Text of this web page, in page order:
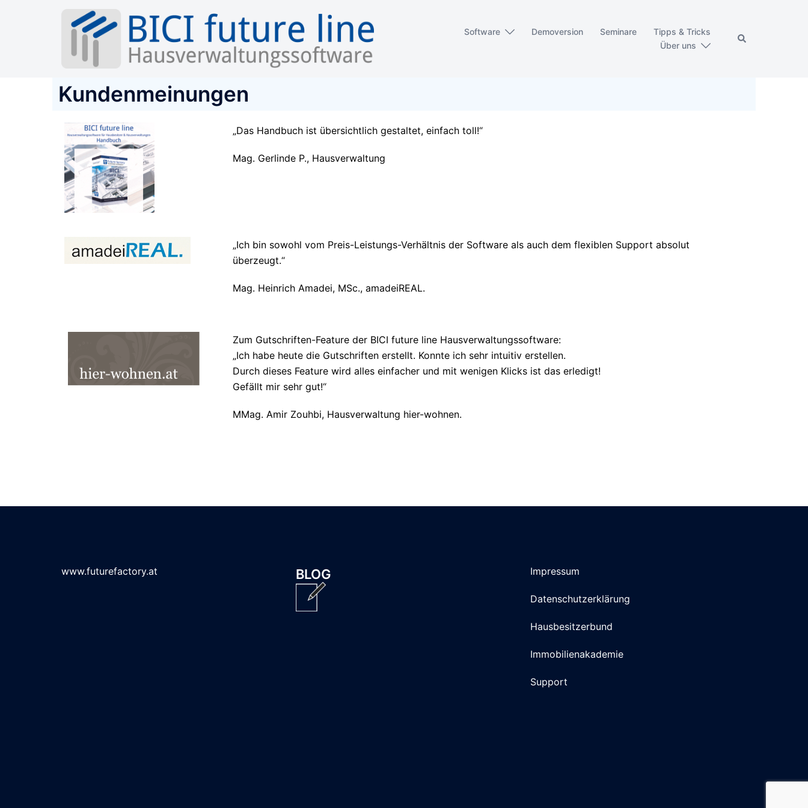
Software Demoversion Seminare
Tipps & Tricks
Über uns
Kundenmeinungen
„Das Handbuch ist übersichtlich gestaltet, einfach toll!“
Mag. Gerlinde P., Hausverwaltung
„Ich bin sowohl vom Preis-Leistungs-Verhältnis der Software als auch dem flexiblen Support absolut
überzeugt.“
Mag. Heinrich Amadei, MSc., amadeiREAL.
Zum Gutschriften-Feature der BICI future line Hausverwaltungssoftware:
„Ich habe heute die Gutschriften erstellt. Konnte ich sehr intuitiv erstellen.
Durch dieses Feature wird alles einfacher und mit wenigen Klicks ist das erledigt!
Gefällt mir sehr gut!“
MMag. Amir Zouhbi, Hausverwaltung hier-wohnen.
www.futurefactory.at BLOG Impressum
Datenschutzerklärung
Hausbesitzerbund
Immobilienakademie
Support